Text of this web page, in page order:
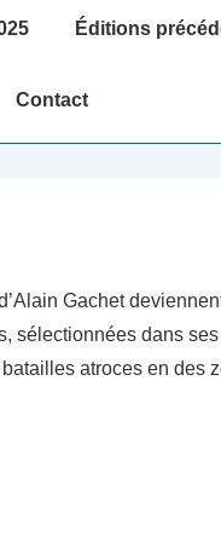
Éditions
Contact
Gachet
sélectionnées dans
atroces en des